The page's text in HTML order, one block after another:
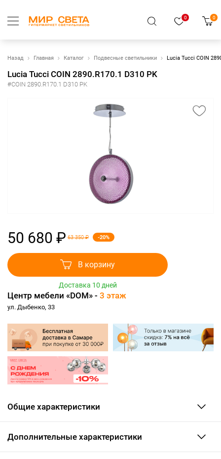
0 0
Назад Главная Каталог Подвесные светильники Lucia Tucci COIN
Lucia Tucci COIN 2890.R170.1 D310 PK
#COIN 2890.R170.1 D310 PK
50 680 ₽ 63 350 ₽ -20%
В корзину
Доставка 10 дней
Центр мебели «DOM» - 3 этаж
ул. Дыбенко, 33
Общие характеристики
Дополнительные характеристики